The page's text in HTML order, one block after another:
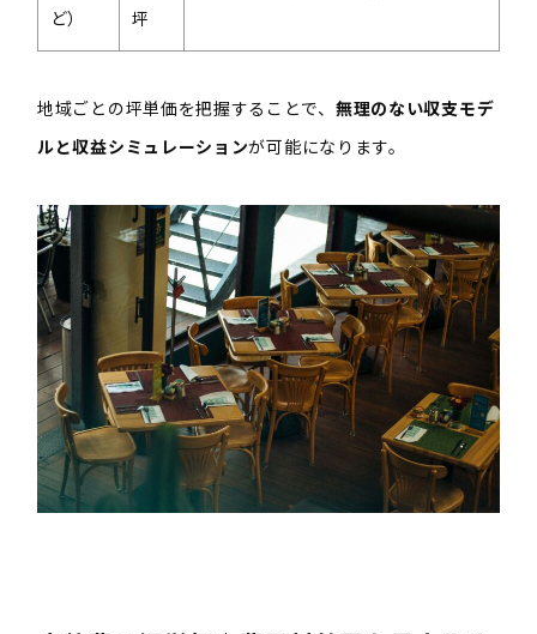
ど）
坪
地域ごとの坪単価を把握することで、 無理のない収支モデ
ルと収益シミュレーションが可能になります。